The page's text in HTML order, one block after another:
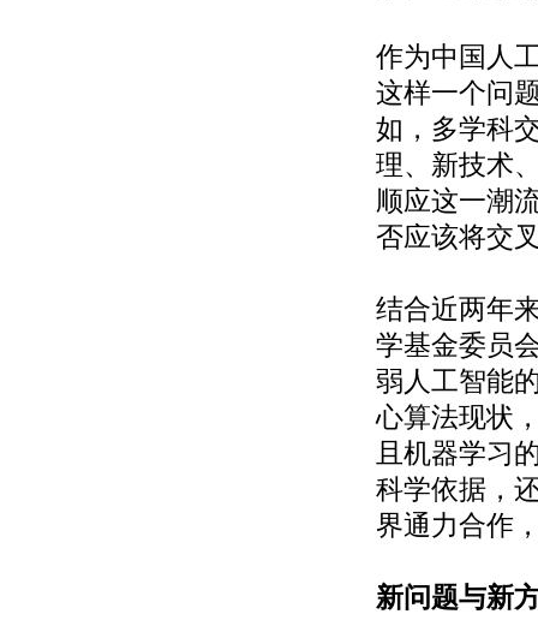
作为中国人
这样一个问
如，多学科
理、新技术
顺应这一潮
否应该将交
结合近两年
学基金委员
弱人工智能
心算法现状
且机器学习
科学依据，
界通力合作
新问题与新